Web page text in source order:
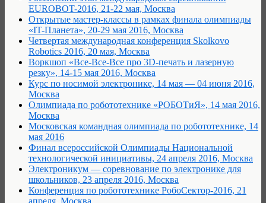
EUROBOT-2016, 21-22 мая, Москва
Открытые мастер-классы в рамках финала олимпиады
«IT-Планета», 20-29 мая 2016, Москва
Четвертая международная конференция Skolkovo
Robotics 2016, 20 мая, Москва
Воркшоп «Все-Все-Все про 3D-печать и лазерную
резку», 14-15 мая 2016, Москва
Курс по носимой электронике, 14 мая — 04 июня 2016,
Москва
Олимпиада по робототехнике «РОБОТиЯ», 14 мая 2016,
Москва
Московская командная олимпиада по робототехнике, 14
мая 2016
Финал всероссийской Олимпиады Национальной
технологической инициативы, 24 апреля 2016, Москва
Электроникум — соревнование по электронике для
школьников, 23 апреля 2016, Москва
Конференция по робототехнике РобоСектор-2016, 21